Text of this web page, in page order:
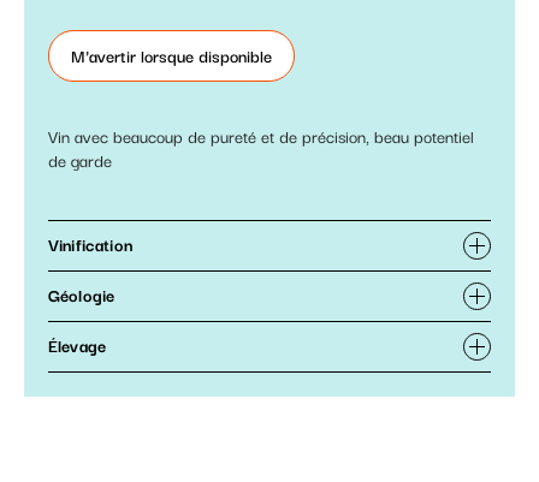
M'avertir lorsque disponible
Vin avec beaucoup de pureté et de précision, beau potentiel
de garde
Vinification
Géologie
Élevage